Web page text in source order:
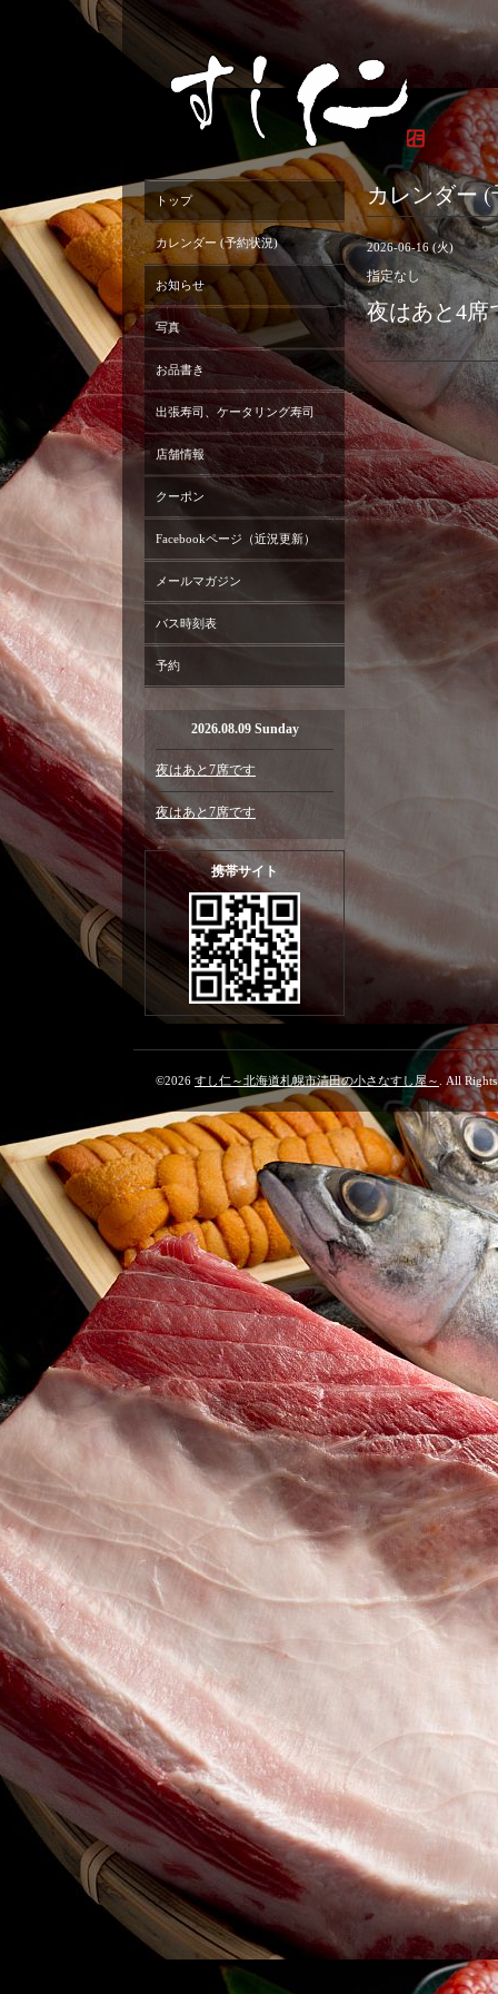
カレンダー
2026-06-16 (火)
指定なし
夜はあと4席
トップ
カレンダー (予約状況)
お知らせ
写真
お品書き
出張寿司、ケータリング寿司
店舗情報
クーポン
Facebookページ（近況更新）
メールマガジン
バス時刻表
予約
2026.08.09 Sunday
夜はあと7席です
夜はあと7席です
携帯サイト
©2026 すし仁～北海道札幌市清田の小さなすし屋～ . All